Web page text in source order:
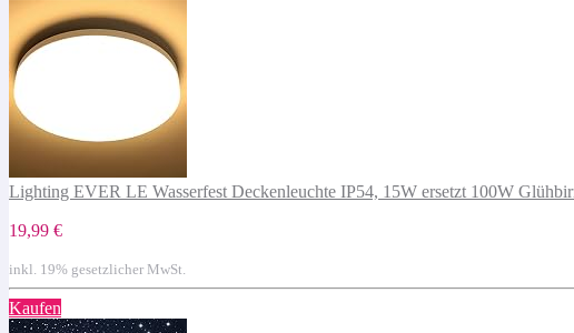
Lighting EVER LE Wasserfest Deckenleuchte IP54, 15W ersetzt 100W
19,99 €
inkl. 19% gesetzlicher MwSt.
Kaufen